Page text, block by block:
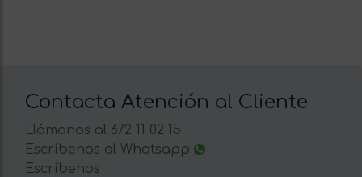
Contacta Atención al Cliente
Llámanos al 672 11 02 15
Escríbenos al Whatsapp
Escríbenos